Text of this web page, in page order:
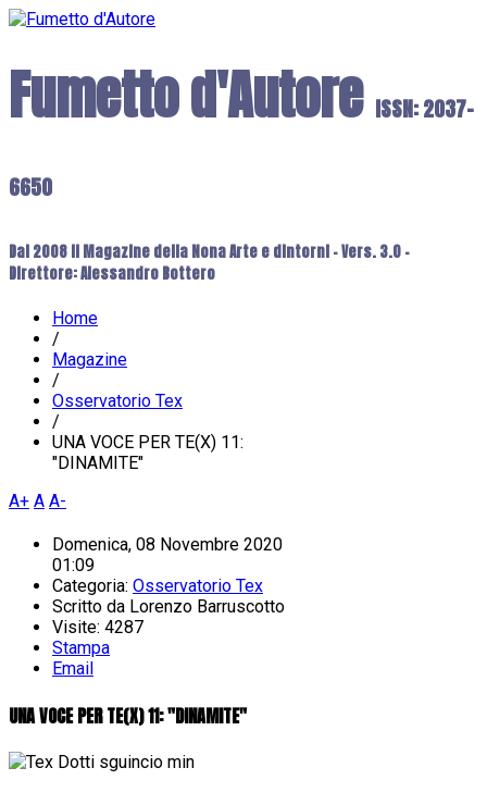
Fumetto d'Autore ISSN: 2037-
6650
Dal 2008 il Magazine della Nona Arte e dintorni - Vers. 3.0 -
Direttore: Alessandro Bottero
Home
/
Magazine
/
Osservatorio Tex
/
UNA VOCE PER TE(X) 11:
"DINAMITE"
A+ A A-
Domenica, 08 Novembre 2020
01:09
Categoria: Osservatorio Tex
Scritto da Lorenzo Barruscotto
Visite: 4287
Stampa
Email
UNA VOCE PER TE(X) 11: "DINAMITE"